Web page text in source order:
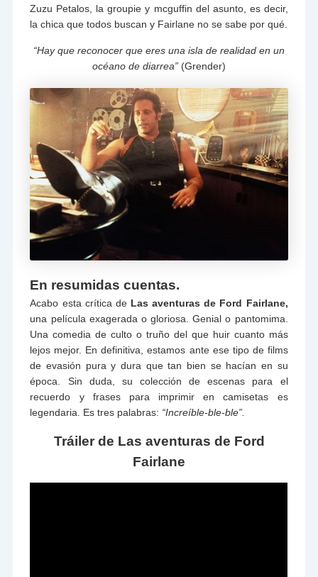
Zuzu Petalos, la groupie y mcguffin del asunto, es decir,
la chica que todos buscan y Fairlane no se sabe por qué.
“Hay que reconocer que eres una isla de realidad en un
océano de diarrea” (Grender)
En resumidas cuentas.
Acabo esta crítica de Las aventuras de Ford Fairlane,
una película exagerada o gloriosa. Genial o pantomima.
Una comedia de culto o truño del que huir cuanto más
lejos mejor. En definitiva, estamos ante ese tipo de films
de evasión pura y dura que tan bien se hacían en su
época. Sin duda, su colección de escenas para el
recuerdo y frases para imprimir en camisetas es
legendaria. Es tres palabras: “Increíble-ble-ble”.
Tráiler de Las aventuras de Ford
Fairlane